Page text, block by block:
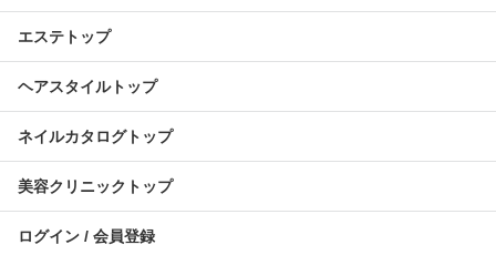
エステトップ
ヘアスタイルトップ
ネイルカタログトップ
美容クリニックトップ
ログイン / 会員登録